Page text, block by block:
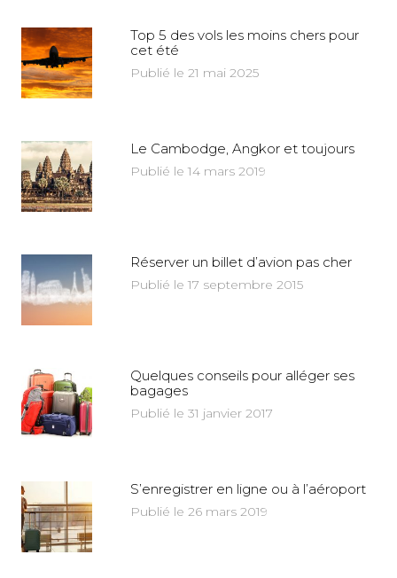
Top 5 des vols les moins chers pour
cet été
Publié le 21 mai 2025
Le Cambodge, Angkor et toujours
Publié le 14 mars 2019
Réserver un billet d’avion pas cher
Publié le 17 septembre 2015
Quelques conseils pour alléger ses
bagages
Publié le 31 janvier 2017
S’enregistrer en ligne ou à l’aéroport
Publié le 26 mars 2019